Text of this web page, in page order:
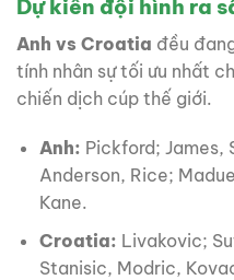
Dự kiến đội hình ra
Anh vs Croatia đều
tính nhân sự tối ưu nhất
chiến dịch cúp thế giới.
Anh: Pickford; James,
Anderson, Rice;
Kane.
Croatia: Livakovic;
Stanisic, Modric,